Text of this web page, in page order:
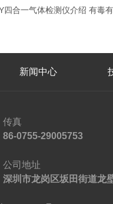
四合一气体检测仪介绍 有毒
新闻中心
传真
86-0755-29005753
公司地址
深圳市龙岗区坂田街道龙